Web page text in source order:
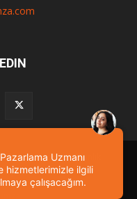
Sosyal Medya
Etkinlik
Uzmanı
hizmetlerimizle ilgili
çalışacağım.